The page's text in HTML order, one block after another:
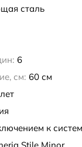
сталь
6
см: 60 см
к